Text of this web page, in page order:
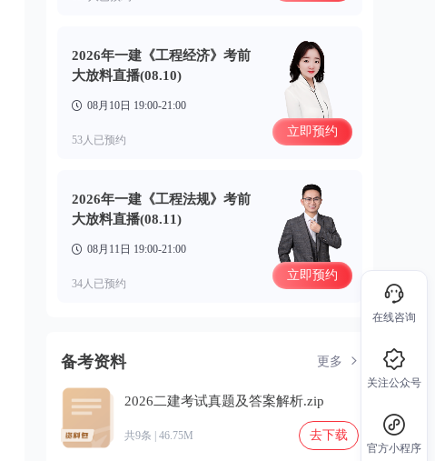
2026年一建《工程经济》考前
大放料直播(08.10)
08月10日 19:00-21:00
53人已预约
立即预约
2026年一建《工程法规》考前
大放料直播(08.11)
08月11日 19:00-21:00
34人已预约
立即预约
备考资料 更多
2026二建考试真题及答案解析.zip
共9条 | 46.75M 去下载
在线咨询
关注公众号
官方小程序